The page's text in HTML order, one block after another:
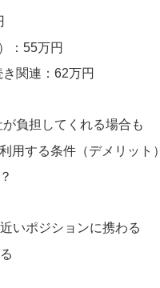
：55万円
関連：62万円
負担してくれる場合も
用する条件（デメリット）
いポジションに携わる